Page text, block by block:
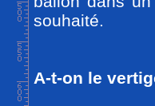
souhaité.
A-t-on le